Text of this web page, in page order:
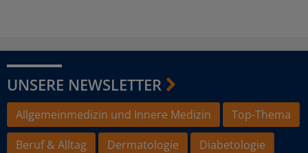
UNSERE NEWSLETTER
Allgemeinmedizin und Innere Medizin
Top-Thema
Beruf & Alltag
Dermatologie
Diabetologie